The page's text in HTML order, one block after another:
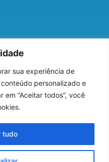
sua experiência de
personalizado e
em “Aceitar todos”, você
tudo